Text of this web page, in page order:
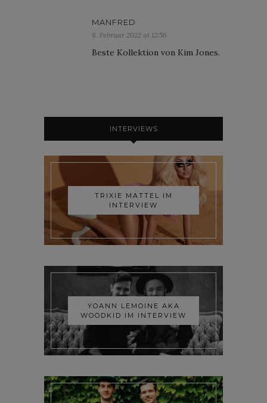
MANFRED
8. Februar 2022 at 12:56
Beste Kollektion von Kim Jones.
INTERVIEWS
TRIXIE MATTEL IM
INTERVIEW
YOANN LEMOINE AKA
WOODKID IM INTERVIEW